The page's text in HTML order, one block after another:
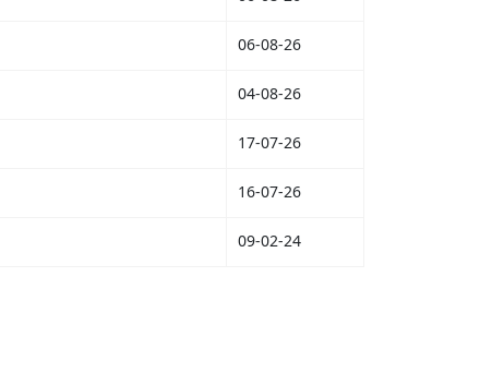
06-08-26
04-08-26
17-07-26
16-07-26
09-02-24